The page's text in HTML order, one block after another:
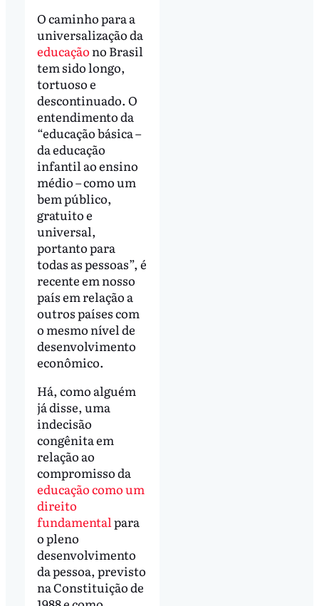
O caminho para a
universalização da
educação no Brasil
tem sido longo,
tortuoso e
descontinuado. O
entendimento da
“educação básica –
da educação
infantil ao ensino
médio – como um
bem público,
gratuito e
universal,
portanto para
todas as pessoas”, é
recente em nosso
país em relação a
outros países com
o mesmo nível de
desenvolvimento
econômico.
Há, como alguém
já disse, uma
indecisão
congênita em
relação ao
compromisso da
educação como um
direito
fundamentalpara
o pleno
desenvolvimento
da pessoa, previsto
na Constituição de